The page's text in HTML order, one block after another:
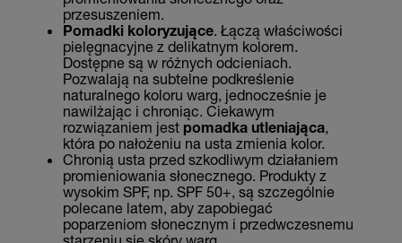
przesuszeniem.
Pomadki koloryzujące. Łączą właściwości
pielęgnacyjne z delikatnym kolorem.
Dostępne są w różnych odcieniach.
Pozwalają na subtelne podkreślenie
naturalnego koloru warg, jednocześnie je
nawilżając i chroniąc. Ciekawym
rozwiązaniem jest pomadka utleniająca,
która po nałożeniu na usta zmienia kolor.
Chronią usta przed szkodliwym działaniem
promieniowania słonecznego. Produkty z
wysokim SPF, np. SPF 50+, są szczególnie
polecane latem, aby zapobiegać
poparzeniom słonecznym i przedwczesnemu